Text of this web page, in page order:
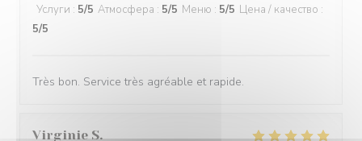
Услуги : 5/5 Атмосфера : 5/5 Меню : 5/5 Цена / качество :
5/5
Très bon. Service très agréable et rapide.
Virginie S